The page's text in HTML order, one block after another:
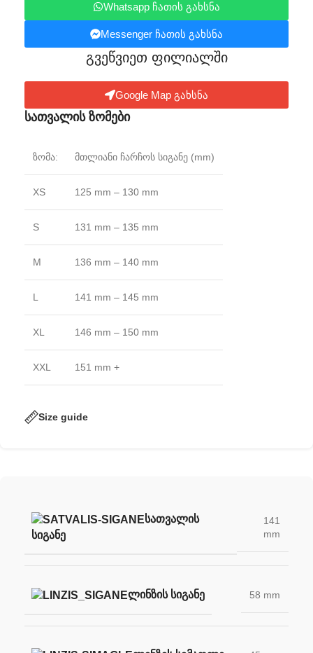
Whatsapp ჩათის გახსნა
Messenger ჩათის გახსნა
გვეწვიეთ ფილიალში​
Google Map გახსნა
სათვალის ზომები
ზომა: მთლიანი ჩარჩოს სიგანე (mm)
XS 125 mm – 130 mm
S 131 mm – 135 mm
M 136 mm – 140 mm
L 141 mm – 145 mm
XL 146 mm – 150 mm
XXL 151 mm +
Size guide
ᲡᲐᲗᲕᲐᲚᲘᲡ
ᲡᲘᲒᲐᲜᲔ
141
mm
ᲚᲘᲜᲖᲘᲡ ᲡᲘᲒᲐᲜᲔ 58 mm